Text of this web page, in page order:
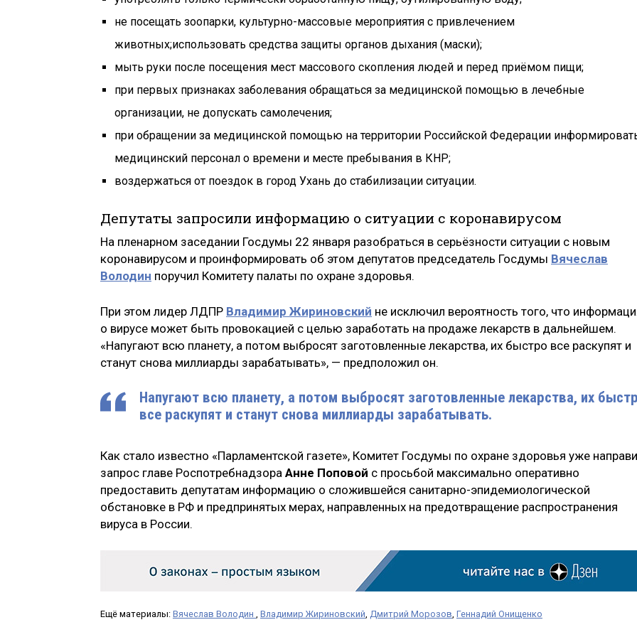
не посещать зоопарки, культурно-массовые мероприятия с привлечением
животных;использовать средства защиты органов дыхания (маски);
мыть руки после посещения мест массового скопления людей и перед приёмом пищи;
при первых признаках заболевания обращаться за медицинской помощью в лечебные
организации, не допускать самолечения;
при обращении за медицинской помощью на территории Российской Федерации
медицинский персонал о времени и месте пребывания в КНР;
воздержаться от поездок в город Ухань до стабилизации ситуации.
Депутаты запросили информацию о ситуации с коронавирусом
На пленарном заседании Госдумы 22 января разобраться в серьёзности ситуации с новым
коронавирусом и проинформировать об этом депутатов председатель Госдумы Вячеслав
Володин поручил Комитету палаты по охране здоровья.
При этом лидер ЛДПР Владимир Жириновский не исключил вероятность того, что
о вирусе может быть провокацией с целью заработать на продаже лекарств в дальнейшем.
«Напугают всю планету, а потом выбросят заготовленные лекарства, их быстро все раскупят и
станут снова миллиарды зарабатывать», — предположил он.
Напугают всю планету, а потом выбросят заготовленные лекарства, их
все раскупят и станут снова миллиарды зарабатывать.
Как стало известно «Парламентской газете», Комитет Госдумы по охране здоровья уже
запрос главе Роспотребнадзора Анне Поповой с просьбой максимально оперативно
предоставить депутатам информацию о сложившейся санитарно-эпидемиологической
обстановке в РФ и предпринятых мерах, направленных на предотвращение распространения
вируса в России.
Ещё материалы: Вячеслав Володин , Владимир Жириновский, Дмитрий Морозов, Геннадий Онищенко